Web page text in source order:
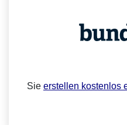
Sie erstellen kostenlos